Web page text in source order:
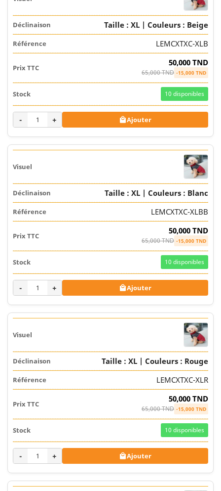
Taille : XL | Couleurs : Beige
LEMCXTXC-XLB
50,000 TND
65,000 TND -15,000 TND
10 disponibles
- + Ajouter
Taille : XL | Couleurs : Blanc
LEMCXTXC-XLBB
50,000 TND
65,000 TND -15,000 TND
10 disponibles
- + Ajouter
Taille : XL | Couleurs : Rouge
LEMCXTXC-XLR
50,000 TND
65,000 TND -15,000 TND
10 disponibles
- + Ajouter